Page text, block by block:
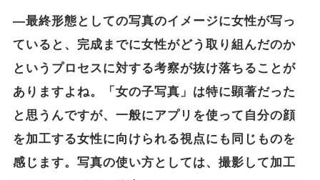
―最終形態としての写真のイメージに女性が写っ
ていると、完成までに女性がどう取り組んだのか
というプロセスに対する考察が抜け落ちることが
ありますよね。「女の子写真」は特に顕著だった
と思うんですが、一般にアプリを使って自分の顔
を加工する女性に向けられる視点にも同じものを
感じます。写真の使い方としては、撮影して加工